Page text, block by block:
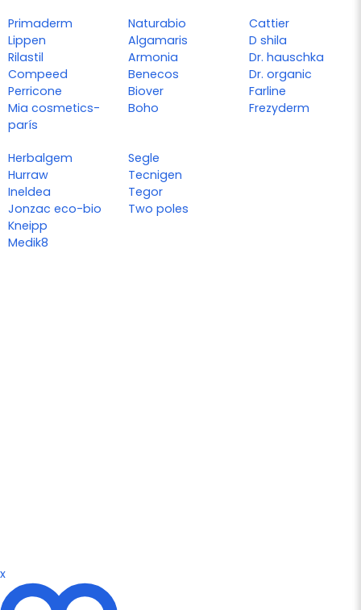
Primaderm
Lippen
Rilastil
Compeed
Perricone
Mia cosmetics-
parís
Naturabio
Algamaris
Armonia
Benecos
Biover
Boho
Cattier
D shila
Dr. hauschka
Dr. organic
Farline
Frezyderm
Herbalgem
Hurraw
Ineldea
Jonzac eco-bio
Kneipp
Medik8
Segle
Tecnigen
Tegor
Two poles
x